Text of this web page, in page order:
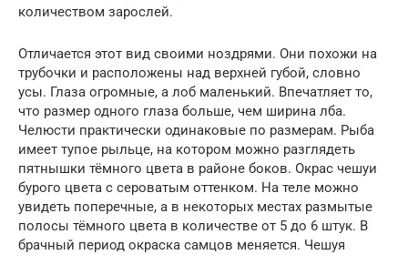
количеством зарослей.
Отличается этот вид своими ноздрями. Они похожи на
трубочки и расположены над верхней губой, словно
усы. Глаза огромные, а лоб маленький. Впечатляет то,
что размер одного глаза больше, чем ширина лба.
Челюсти практически одинаковые по размерам. Рыба
имеет тупое рыльце, на котором можно разглядеть
пятнышки тёмного цвета в районе боков. Окрас чешуи
бурого цвета с сероватым оттенком. На теле можно
увидеть поперечные, а в некоторых местах размытые
полосы тёмного цвета в количестве от 5 до 6 штук. В
брачный период окраска самцов меняется. Чешуя